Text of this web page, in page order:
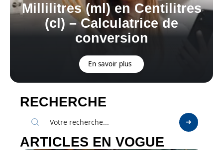
Millilitres (ml) en Centilitres
(cl) – Calculatrice de
conversion
En savoir plus
RECHERCHE
ARTICLES EN VOGUE